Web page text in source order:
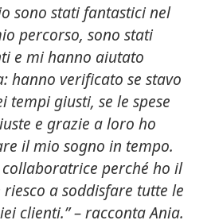
sono stati fantastici nel
percorso, sono stati
e mi hanno aiutato
hanno verificato se stavo
tempi giusti, se le spese
e grazie a loro ho
il mio sogno in tempo.
perché ho il
a soddisfare tutte le
clienti.”– racconta Ania.